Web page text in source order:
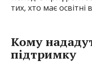
тих, хто має освітні
Кому
підтримку